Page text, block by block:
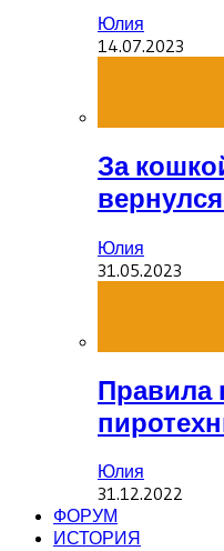
Юлия
14.07.2023
За
Юлия
31.05.2023
Правила
Юлия
31.12.2022
ФОРУМ
ИСТОРИЯ